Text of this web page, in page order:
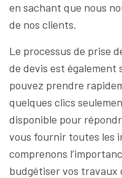
en sachant que nous
de nos clients.
Le processus de prise
de devis est également
pouvez prendre
quelques clics
disponible pour
vous fournir toutes les
comprenons
budgétiser vos travaux